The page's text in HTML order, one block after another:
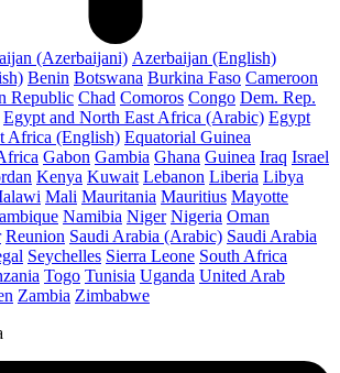
(Azerbaijani) Azerbaijan (English)
Benin Botswana Burkina Faso Cameroon
Republic Chad Comoros Congo Dem. Rep.
Egypt and North East Africa (Arabic) Egypt
Africa (English) Equatorial Guinea
Gabon Gambia Ghana Guinea Iraq Israel
Kenya Kuwait Lebanon Liberia Libya
Mali Mauritania Mauritius Mayotte
Namibia Niger Nigeria Oman
Reunion Saudi Arabia (Arabic) Saudi Arabia
Seychelles Sierra Leone South Africa
Togo Tunisia Uganda United Arab
Zambia Zimbabwe